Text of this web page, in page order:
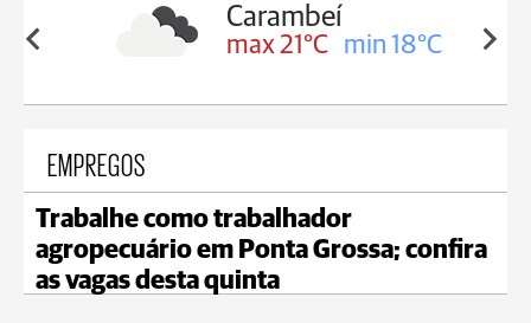
19°C
Carambeí
max 21°C min 18°C
EMPREGOS
Trabalhe como trabalhador
agropecuário em Ponta Grossa; confira
as vagas desta quinta